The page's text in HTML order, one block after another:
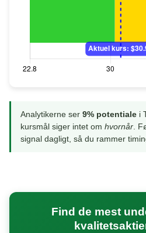
Analytikerne ser 9% potentiale i
kursmål siger intet om hvornår.
signal dagligt, så du rammer
Find de mest